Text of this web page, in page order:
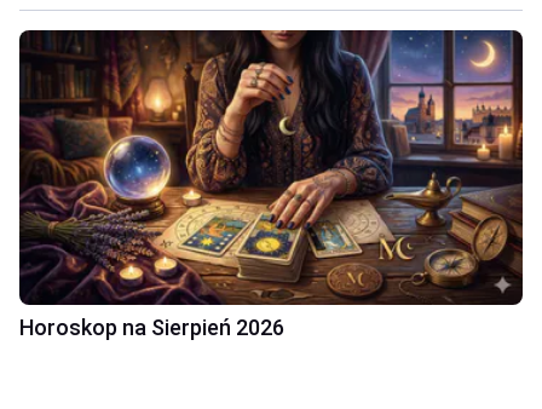
Horoskop na Sierpień 2026